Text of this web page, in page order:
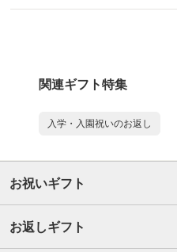
関連ギフト特集
入学・入園祝いのお返し
お祝いギフト
お返しギフト